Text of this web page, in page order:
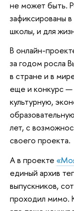
не может быть.
зафиксированы
школы, и для
В онлайн-
за годом росла
в стране и в
еще и конкурс
культурную,
лет, с
своего проекта.
А в проекте
единый архив
выпускников,
проходил мимо.